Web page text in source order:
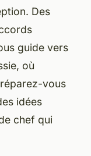
Des
guide vers
où
vous
idées
chef qui